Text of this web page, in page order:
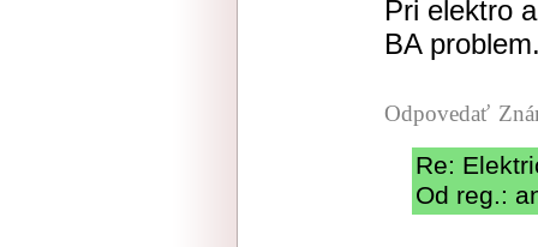
Pri elektro
BA
Odpovedať
Re:
Od reg.: